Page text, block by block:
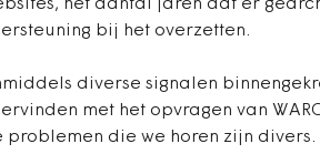
het aantal jaren dat er
bij het overzetten.
diverse signalen
met het opvragen van
problemen die we horen zijn